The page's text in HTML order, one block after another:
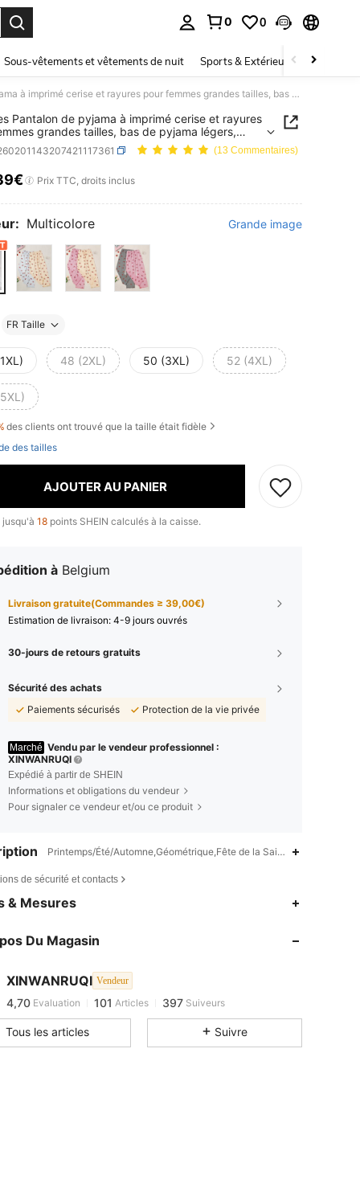
0 0
Sous-vêtements et vêtements de nuit Sports & Extérieur Enfants
2 pièces Pantalon de pyjama à imprimé cerise et rayures pour femmes grandes tailles, bas de pyjama légers, rayures bleues et roses, printemps/été
Pantalon de pyjama à imprimé cerise et rayures
grandes tailles, bas de pyjama légers,
bleues et roses, printemps/été
(13 Commentaires)
AND AVAILABILITY
Prix TTC, droits inclus
Multicolore Grande image
FR Taille
48 (2XL) 50 (3XL) 52 (4XL)
des clients ont trouvé que la taille était fidèle
des tailles
AJOUTER AU PANIER
jusqu'à 18 points SHEIN calculés à la caisse.
à Belgium
Livraison gratuite(Commandes ≥ 39,00€)
Estimation de livraison: 4-9 jours ouvrés
30-jours de retours gratuits
Sécurité des achats
Paiements sécurisés
Protection de la vie privée
Marché Vendu par le vendeur professionnel :
XINWANRUQI
Expédié à partir de SHEIN
Informations et obligations du vendeur
Pour signaler ce vendeur et/ou ce produit
Printemps/Été/Automne,Géométrique,Fête de la Saint-Valentin
de sécurité et contacts
& Mesures
Du Magasin
XINWANRUQI Vendeur
4,70 101 397
n***eest en train de naviguer
Tous les articles Suivre